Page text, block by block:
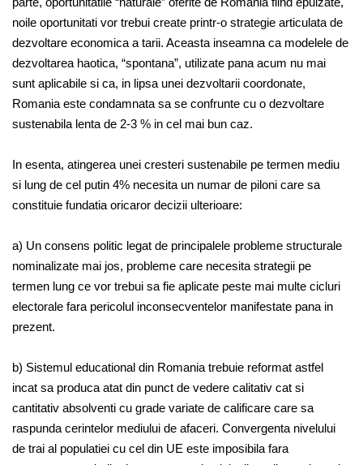
noile oportunitati vor trebui create printr-o strategie articulata de
dezvoltare economica a tarii. Aceasta inseamna ca modelele de
dezvoltarea haotica, “spontana”, utilizate pana acum nu mai
sunt aplicabile si ca, in lipsa unei dezvoltarii coordonate,
Romania este condamnata sa se confrunte cu o dezvoltare
sustenabila lenta de 2-3 % in cel mai bun caz.
In esenta, atingerea unei cresteri sustenabile pe termen mediu
si lung de cel putin 4% necesita un numar de piloni care sa
constituie fundatia oricaror decizii ulterioare:
a) Un consens politic legat de principalele probleme structurale
nominalizate mai jos, probleme care necesita strategii pe
termen lung ce vor trebui sa fie aplicate peste mai multe cicluri
electorale fara pericolul inconsecventelor manifestate pana in
prezent.
b) Sistemul educational din Romania trebuie reformat astfel
incat sa produca atat din punct de vedere calitativ cat si
cantitativ absolventi cu grade variate de calificare care sa
raspunda cerintelor mediului de afaceri. Convergenta nivelului
de trai al populatiei cu cel din UE este imposibila fara